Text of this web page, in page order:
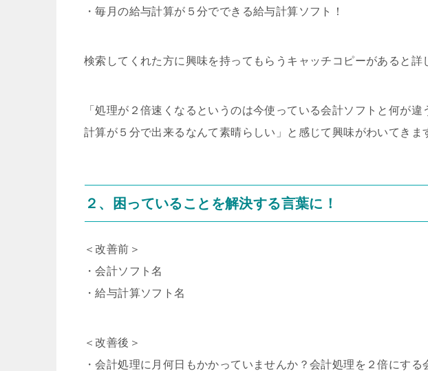
・毎月の給与計算が５分でできる給与計算ソフト！
検索してくれた方に興味を持ってもらうキャッチコピーがあると詳
「処理が２倍速くなるというのは今使っている会計ソフトと何が
計算が５分で出来るなんて素晴らしい」と感じて興味がわいてきま
２、困っていることを解決する言葉に！
＜改善前＞
・会計ソフト名
・給与計算ソフト名
＜改善後＞
・会計処理に月何日もかかっていませんか？会計処理を２倍にする